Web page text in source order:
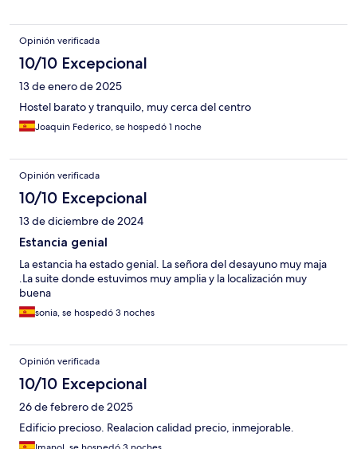
Opinión verificada
10/10 Excepcional
13 de enero de 2025
Hostel barato y tranquilo, muy cerca del centro
Joaquin Federico, se hospedó 1 noche
Opinión verificada
10/10 Excepcional
13 de diciembre de 2024
Estancia genial
La estancia ha estado genial. La señora del desayuno muy maja
.La suite donde estuvimos muy amplia y la localización muy
buena
sonia, se hospedó 3 noches
Opinión verificada
10/10 Excepcional
26 de febrero de 2025
Edificio precioso. Realacion calidad precio, inmejorable.